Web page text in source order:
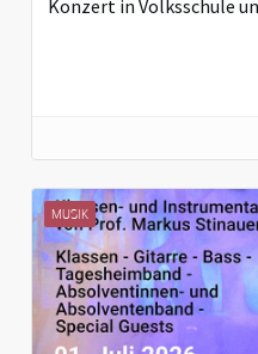
Konzert in Volksschule
MUSIK